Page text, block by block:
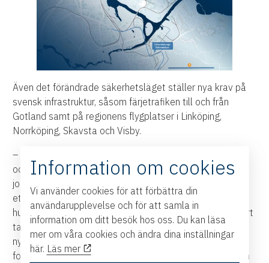
Även det förändrade säkerhetsläget ställer nya krav på
svensk infrastruktur, såsom färjetrafiken till och från
Gotland samt på regionens flygplatser i Linköping,
Norrköping, Skavsta och Visby.
– Ett sammanhållet och pålitligt transportsystem är A
och O för att företag ska kunna verka och växa, skapa
jobb och välstånd i Sverige. Alla transportslag behövs i
ett sådant system. Även om Trafikverket inte har
huvudansvaret är det nödvändigt att även flyg och sjöfart
tas med i planerna, liksom kompetensförsörjningen kring
nybyggnation och driften framåt. Nu ser vi fram emot
fortsatt konstruktiv dialog och kommande Nationell plan
Information om cookies
Vi använder cookies för att förbättra din
användarupplevelse och för att samla in
information om ditt besök hos oss. Du kan läsa
mer om våra cookies och ändra dina inställningar
här. Läs mer